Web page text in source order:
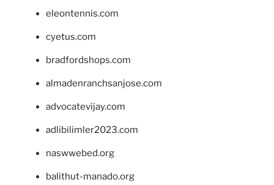
eleontennis.com
cyetus.com
bradfordshops.com
almadenranchsanjose.com
advocatevijay.com
adlibilimler2023.com
naswwebed.org
balithut-manado.org